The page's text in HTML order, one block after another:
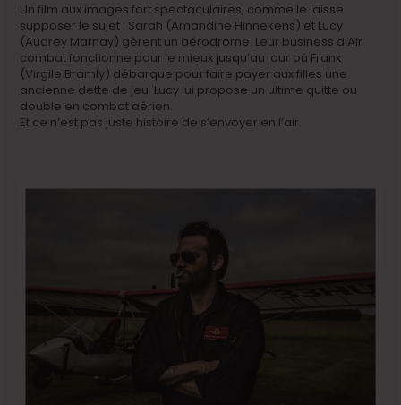
Un film aux images fort spectaculaires, comme le laisse
supposer le sujet : Sarah (Amandine Hinnekens) et Lucy
(Audrey Marnay) gèrent un aérodrome. Leur business d’Air
combat fonctionne pour le mieux jusqu’au jour où Frank
(Virgile Bramly) débarque pour faire payer aux filles une
ancienne dette de jeu. Lucy lui propose un ultime quitte ou
double en combat aérien.
Et ce n’est pas juste histoire de s’envoyer en l’air.